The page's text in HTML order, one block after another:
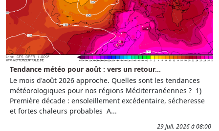
Tendance météo pour août : vers un retour...
Le mois d'août 2026 approche. Quelles sont les tendances
météorologiques pour nos régions Méditerranéennes ? 1)
Première décade : ensoleillement excédentaire, sécheresse
et fortes chaleurs probables A...
29 juil. 2026 à 08:00